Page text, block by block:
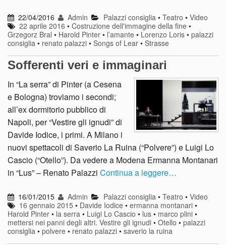
22/04/2016 Admin Palazzi consiglia• Teatro • Video
22 aprile 2016 •Costruzione dell'immagine della fine •
Grzegorz Bral • Harold Pinter • l’amante • Lorenzo Loris • palazzi
consiglia • renato palazzi • Songs of Lear • Strasse
Sofferenti veri e immaginari
In “La serra” di Pinter (a Cesena
e Bologna) troviamo i secondi;
all’ex dormitorio pubblico di
Napoli, per “Vestire gli ignudi” di
Davide Iodice, i primi. A Milano i
nuovi spettacoli di Saverio La Ruina (“Polvere”) e Luigi Lo
Cascio (“Otello”). Da vedere a Modena Ermanna Montanari
in “Lus” – Renato Palazzi Continua a leggere…
16/01/2015 Admin Palazzi consiglia • Teatro • Video
16 gennaio 2015 • Davide Iodice •ermanna montanari •
Harold Pinter • la serra • Luigi Lo Cascio • lus • marco plini •
mettersi nei panni degli altri. Vestire gli ignudi • Otello • palazzi
consiglia • polvere • renato palazzi • saverio la ruina